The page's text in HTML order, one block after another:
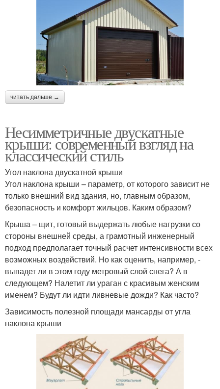
читать дальше →
Несимметричные двускатные
крыши: современный взгляд на
классический стиль
Угол наклона двускатной крыши
Угол наклона крыши – параметр, от которого зависит не
только внешний вид здания, но, главным образом,
безопасность и комфорт жильцов. Каким образом?
Крыша – щит, готовый выдержать любые нагрузки со
стороны внешней среды, а грамотный инженерный
подход предполагает точный расчет интенсивности всех
возможных воздействий. Но как оценить, например, -
выпадет ли в этом году метровый слой снега? А в
следующем? Налетит ли ураган с красивым женским
именем? Будут ли идти ливневые дожди? Как часто?
Зависимость полезной площади мансарды от угла
наклона крыши